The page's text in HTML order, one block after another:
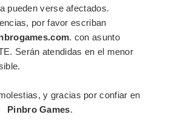
LLEVARLO A CABO?
y solicita acceso a nuestras tarifas
profesionales.
pueden verse afectados.
por favor escriban
. con asunto
Serán atendidas en el menor
y gracias por confiar en
Pinbro Games.